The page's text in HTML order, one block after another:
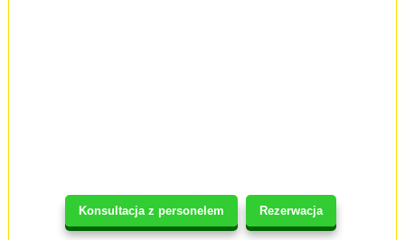
Konsultacja z personelem Rezerwacja